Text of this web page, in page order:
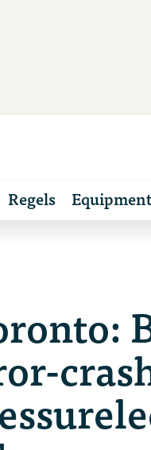
Regels Equipment